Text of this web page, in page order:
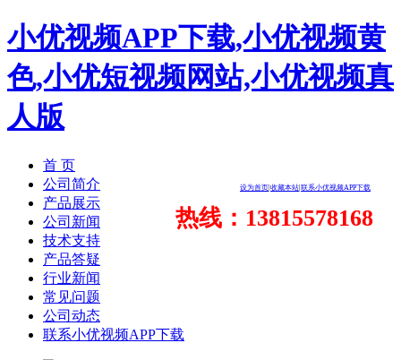
小优视频APP下载,小优视频黄
色,小优短视频网站,小优视频真
人版
设为首页 收藏本站 联系小优视频APP下载
热线：13815578168
首 页
公司简介
产品展示
公司新闻
技术支持
产品答疑
行业新闻
常见问题
公司动态
联系小优视频APP下载